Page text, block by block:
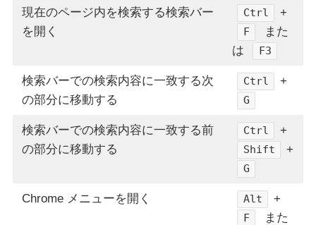
現在のページ内を検索する検索バー
を開く
Ctrl +
F
また
は
F3
検索バーでの検索内容に一致する次
の部分に移動する
Ctrl +
G
検索バーでの検索内容に一致する前
の部分に移動する
Ctrl +
Shift +
G
Chrome メニューを開く Alt +
F
また